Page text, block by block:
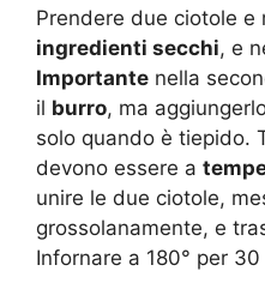
Prendere due ciotole
ingredienti secchi, e
Importante nella
il burro, ma
solo quando è tiepido.
devono essere a
unire le due ciotole,
grossolanamente, e
Infornare a 180° per